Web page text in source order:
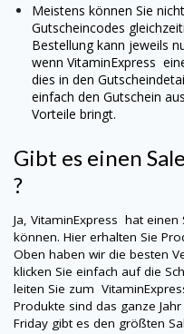
Meistens können Sie
Gutscheincodes
Bestellung kann jeweils
wenn VitaminExpress
dies in den
einfach den Gutschein
Vorteile bringt.
Gibt es einen
?
Ja, VitaminExpress hat einen
können. Hier erhalten Sie
Oben haben wir die besten
klicken Sie einfach auf die
leiten Sie zum
Produkte sind das ganze
Friday gibt es den größten